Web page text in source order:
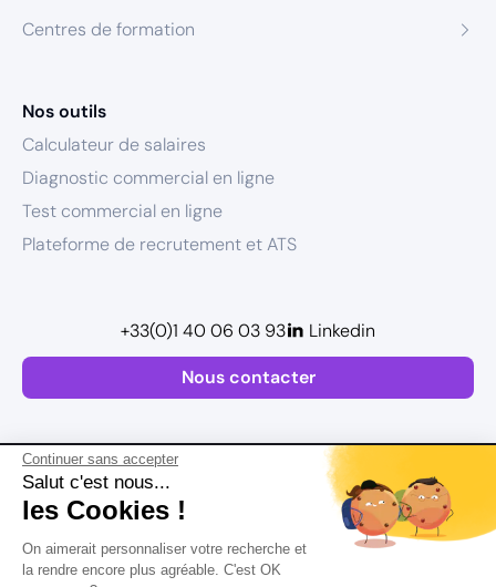
Continuer sans accepter
Salut c'est nous...
les Cookies !
On aimerait personnaliser votre recherche et
la rendre encore plus agréable. C'est OK
Centres de formation
Nos outils
Calculateur de salaires
Diagnostic commercial en ligne
Test commercial en ligne
Plateforme de recrutement et ATS
Nous contacter
+33(0)1 40 06 03 93 Linkedin
Plan de site
Mentions légales